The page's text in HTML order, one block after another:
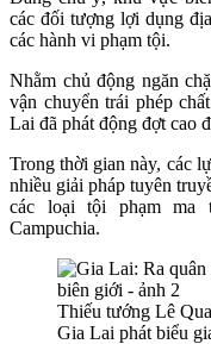
các đối tượng lợi dụng
các hành vi phạm tội.
Nhằm chủ động ngăn
vận chuyển trái phép
Lai đã phát động đợt cao
Trong thời gian này, các
nhiều giải pháp tuyên
các loại tội phạm ma
Campuchia.
Thiếu tướng Lê
Gia Lai phát biểu